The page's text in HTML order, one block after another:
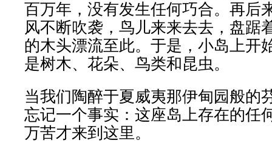
百万年，没有发生任何巧合。再后
风不断吹袭，鸟儿来来去去，盘踞
的木头漂流至此。于是，小岛上开
是树木、花朵、鸟类和昆虫。
当我们陶醉于夏威夷那伊甸园般的
忘记一个事实：这座岛上存在的任
万苦才来到这里。